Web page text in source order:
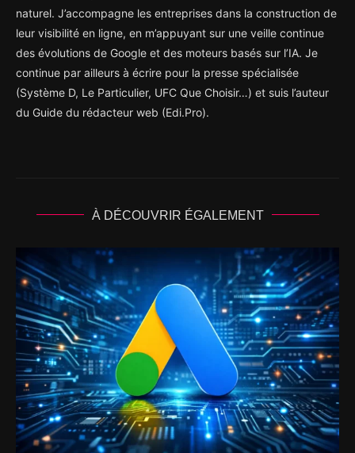
naturel. J’accompagne les entreprises dans la construction de
leur visibilité en ligne, en m’appuyant sur une veille continue
des évolutions de Google et des moteurs basés sur l’IA. Je
continue par ailleurs à écrire pour la presse spécialisée
(Système D, Le Particulier, UFC Que Choisir…) et suis l’auteur
du Guide du rédacteur web (Edi.Pro).
À DÉCOUVRIR ÉGALEMENT